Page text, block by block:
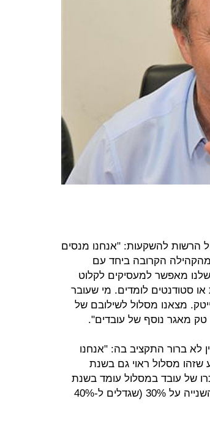
הרשות להשקעות: "אנחנו מנסים
הקרובה ביחד עם
מאפשר למעסיקים לקלוט
סטודנטים לומדים. מי שעובר
מצאנו מסלול לשילובם של
טק מאגר נוסף של עובדים".
לא ברור התקציב בה: "אנחנו
שזהו מסלול ראוי גם בשנת
בשכרו של עובד במסלול עומד בשנת
ההעסקה הראשונה על 40% מעלות שכרו ובשנה השנייה על 30% (שגדלים ל-40%